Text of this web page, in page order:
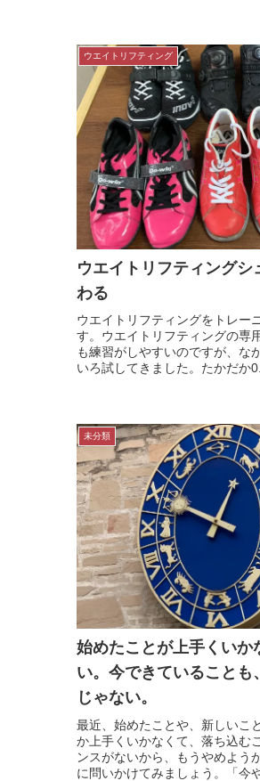
ウエイトリフティング
ウエイトリフティング
わる
ウエイトリフティングをトレー
す。ウエイトリフティングの専
も練習がしやすいのですが、な
いろ試してきました。たかだか
未分類
始めたことが上手くいか
い。今できていることも
じゃない。
最近、始めたことや、新しいこ
か上手くいかなくて、落ち込む
ンスがないから、もうやめよう
に問いかけてみましょう。「今